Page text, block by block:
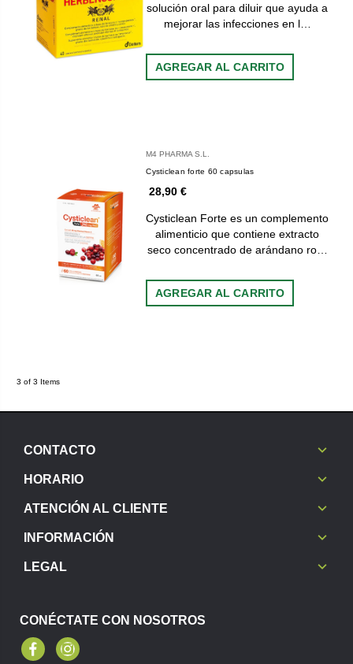
solución oral para diluir que ayuda a
mejorar las infecciones en l…
AGREGAR AL CARRITO
M4 PHARMA S.L.
Cysticlean forte 60 capsulas
28,90 €
Cysticlean Forte es un complemento
alimenticio que contiene extracto
seco concentrado de arándano ro…
AGREGAR AL CARRITO
3 of 3 Items
CONTACTO
HORARIO
ATENCIÓN AL CLIENTE
INFORMACIÓN
LEGAL
CONÉCTATE CON NOSOTROS
FacebookInstagram